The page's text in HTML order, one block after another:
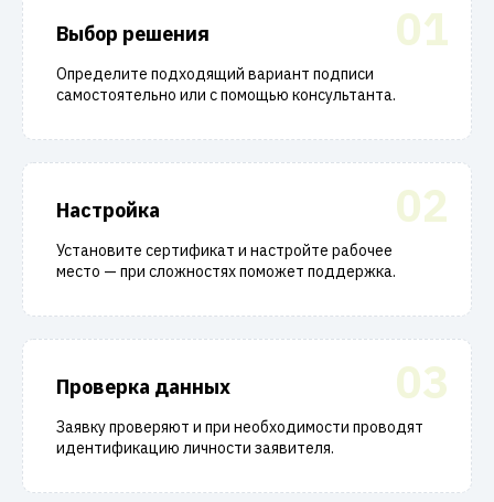
01
Выбор решения
Определите подходящий вариант подписи
самостоятельно или с помощью консультанта.
02
Настройка
Установите сертификат и настройте рабочее
место — при сложностях поможет поддержка.
03
Проверка данных
Заявку проверяют и при необходимости проводят
идентификацию личности заявителя.